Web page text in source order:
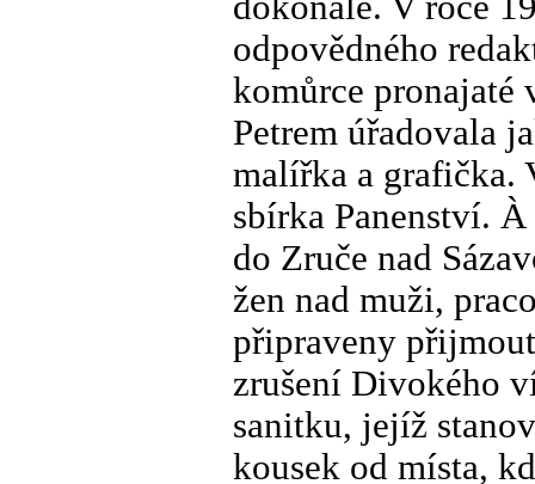
odpovědného
komůrce pronajaté
Petrem úřadovala
malířka a grafička.
sbírka Panenství.
do Zruče nad
žen nad muži,
připraveny
zrušení Divokého
sanitku, jejíž
kousek od místa,